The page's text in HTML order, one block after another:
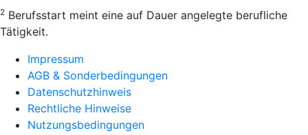
2 Berufsstart meint eine auf Dauer angelegte berufliche
Tätigkeit.
Impressum
AGB & Sonderbedingungen
Datenschutzhinweis
Rechtliche Hinweise
Nutzungsbedingungen